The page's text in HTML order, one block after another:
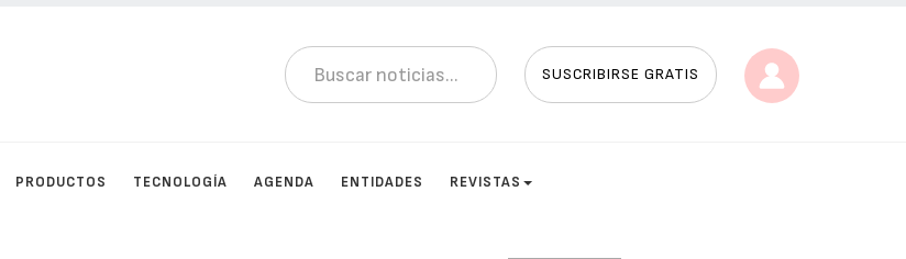
SUSCRIBIRSE GRATIS
PRODUCTOS TECNOLOGÍA AGENDA ENTIDADES REVISTAS